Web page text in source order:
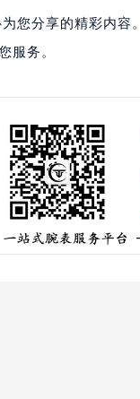
为您分享的精彩内容
服务。